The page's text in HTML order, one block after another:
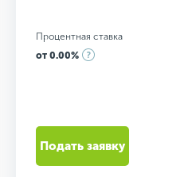
Процентная ставка
от 0.00%
Подать заявку